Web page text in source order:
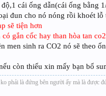
độ,1 cái ống dẫn(cái ống bằng
đun cho nó nóng rồi khoét
sẽ tiện hơn
có gắn cốc hay than hòa tan co2
men sinh ra CO2 nó sẽ theo
còn thiếu xin mấy bạn bổ
phải là đứng bên người ấy mà là được